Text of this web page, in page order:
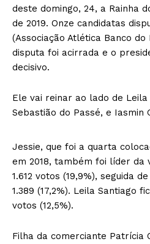
deste domingo, 24, a Rainha
de 2019. Onze candidatas
(Associação Atlética Banco
disputa foi acirrada e o
decisivo.
Ele vai reinar ao lado de Leila
Sebastião do Passé, e Iasmin
Jessie, que foi a quarta
em 2018, também foi líder da
1.612 votos (19,9%), seguida
1.389 (17,2%). Leila Santiago
votos (12,5%).
Filha da comerciante Patrícia